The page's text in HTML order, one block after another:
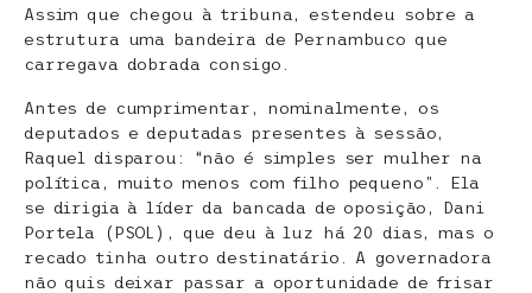
Assim que chegou à tribuna, estendeu sobre a
estrutura uma bandeira de Pernambuco que
carregava dobrada consigo.
Antes de cumprimentar, nominalmente, os
deputados e deputadas presentes à sessão,
Raquel disparou: “não é simples ser mulher na
política, muito menos com filho pequeno”. Ela
se dirigia à líder da bancada de oposição, Dani
Portela (PSOL), que deu à luz há 20 dias, mas o
recado tinha outro destinatário. A governadora
não quis deixar passar a oportunidade de frisar